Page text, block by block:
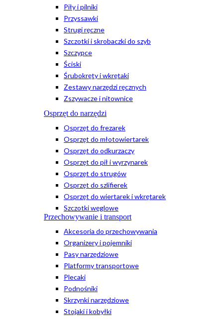
Piły i pilniki
Przyssawki
Strugi ręczne
Szczotki i skrobaczki do szyb
Szczypce
Ściski
Śrubokręty i wkrętaki
Zestawy narzędzi ręcznych
Zszywacze i nitownice
Osprzęt do narzędzi
Osprzęt do frezarek
Osprzęt do młotowiertarek
Osprzęt do odkurzaczy
Osprzęt do pił i wyrzynarek
Osprzęt do strugów
Osprzęt do szlifierek
Osprzęt do wiertarek i wkrętarek
Szczotki węglowe
Przechowywanie i transport
Akcesoria do przechowywania
Organizery i pojemniki
Pasy narzędziowe
Platformy transportowe
Plecaki
Podnośniki
Skrzynki narzędziowe
Stojaki i kobyłki